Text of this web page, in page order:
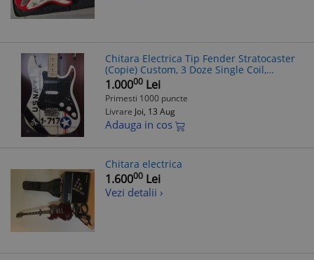
Chitara Electrica Tip Fender Stratocaster
(Copie) Custom, 3 Doze Single Coil,
Tremolo, Gat 42mm, Crem/Navy
1.00000 Lei
Primesti 1000 puncte
Livrare Joi, 13 Aug
Adauga in cos
Chitara electrica
1.60000 Lei
Vezi detalii ›